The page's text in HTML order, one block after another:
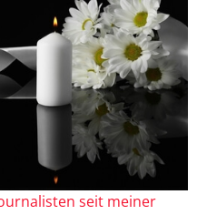
seit meiner